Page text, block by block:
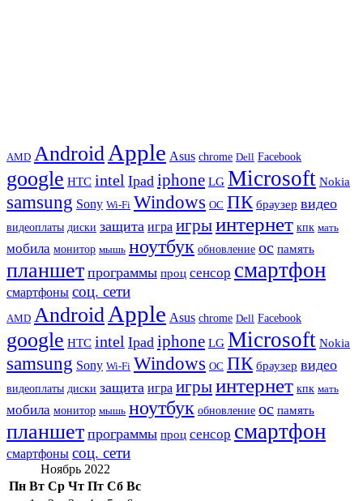
AMD Android Apple Asus chrome Dell Facebook
google HTC intel Ipad iphone LG Microsoft Nokia
samsung Sony Wi-Fi Windows ОС ПК браузер видео
видеоплаты диски защита игра игрыинтернет кпк мать
мобила монитор мышь ноутбук обновление ос память
планшет программы проц сенсор смартфон
смартфоны соц. сети
AMD Android Apple Asus chrome Dell Facebook
google HTC intel Ipad iphone LG Microsoft Nokia
samsung Sony Wi-Fi Windows ОС ПК браузер видео
видеоплаты диски защита игра игрыинтернет кпк мать
мобила монитор мышь ноутбук обновление ос память
планшет программы проц сенсор смартфон
смартфоны соц. сети
Ноябрь 2022
Пн Вт Ср Чт Пт Сб Вс